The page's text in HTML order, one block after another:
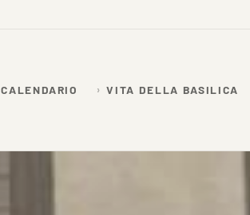
CALENDARIO VITA DELLA BASILICA